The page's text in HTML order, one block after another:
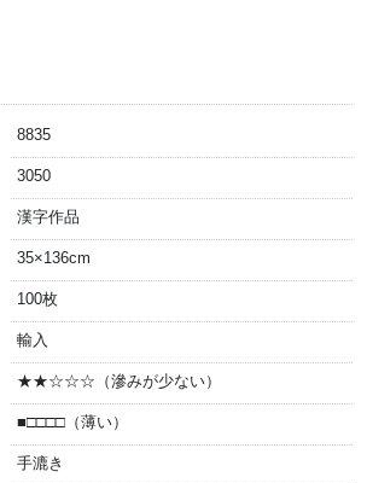
8835
3050
漢字作品
35×136cm
100枚
輸入
★★☆☆☆（滲みが少ない）
■□□□□（薄い）
手漉き